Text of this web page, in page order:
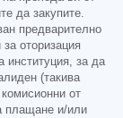
да закупите.
предварително
оторизация
институция, за да
(такива
от
плащане и/или